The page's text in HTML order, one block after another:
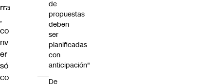
rra
,
co
nv
er
só
co
de
propuestas
deben
ser
planificadas
con
anticipación"
De